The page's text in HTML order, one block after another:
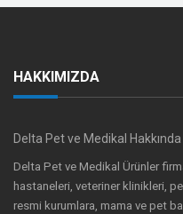
HAKKIMIZDA
Delta Pet ve Medikal Hakkında
Delta Pet ve Medikal Ürünler
hastaneleri, veteriner klinikleri,
resmi kurumlara, mama ve pet